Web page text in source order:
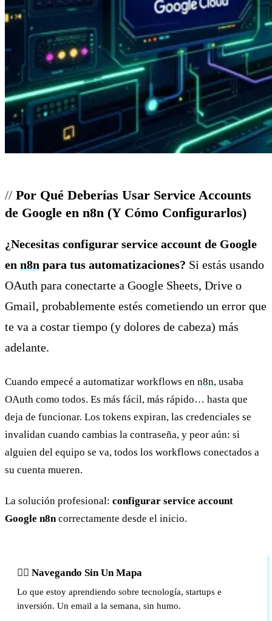
Por Qué Deberías Usar Service Accounts
de Google en n8n (Y Cómo Configurarlos)
¿Necesitas configurar service account de Google
en n8n para tus automatizaciones? Si estás usando
OAuth para conectarte a Google Sheets, Drive o
Gmail, probablemente estés cometiendo un error que
te va a costar tiempo (y dolores de cabeza) más
adelante.
Cuando empecé a automatizar workflows en n8n, usaba
OAuth como todos. Es más fácil, más rápido… hasta que
deja de funcionar. Los tokens expiran, las credenciales se
invalidan cuando cambias la contraseña, y peor aún: si
alguien del equipo se va, todos los workflows conectados a
su cuenta mueren.
La solución profesional: configurar service account
Google n8n correctamente desde el inicio.
🏴‍☠️ Navegando Sin Un Mapa
Lo que estoy aprendiendo sobre tecnología, startups e
inversión. Un email a la semana, sin humo.